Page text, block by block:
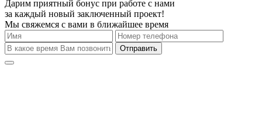
Дарим приятный бонус при работе с нами
за каждый новый заключенный проект!
Мы свяжемся с вами в ближайшее время
Отправить